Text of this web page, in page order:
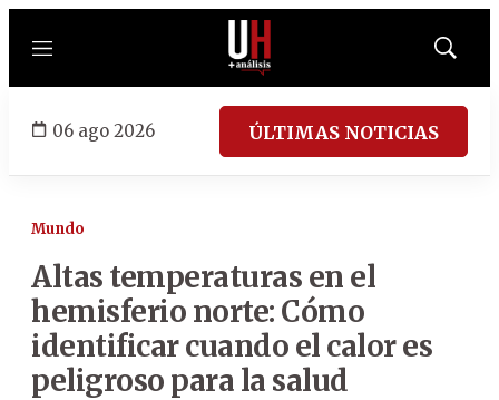
Menú
Mostrar
06 ago 2026 ÚLTIMAS NOTICIAS
Mundo
Altas temperaturas en el
hemisferio norte: Cómo
identificar cuando el calor es
peligroso para la salud